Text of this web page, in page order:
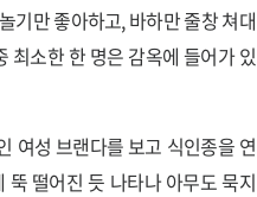
기만 좋아하고, 바하만 줄창 쳐대
최소한 한 명은 감옥에 들어가 있
여성 브랜다를 보고 식인종을 연
떨어진 듯 나타나 아무도 묵지